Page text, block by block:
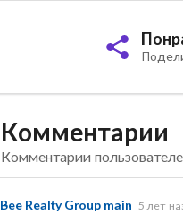
Комментарии
Комментарии
Bee Realty Group main 5 лет